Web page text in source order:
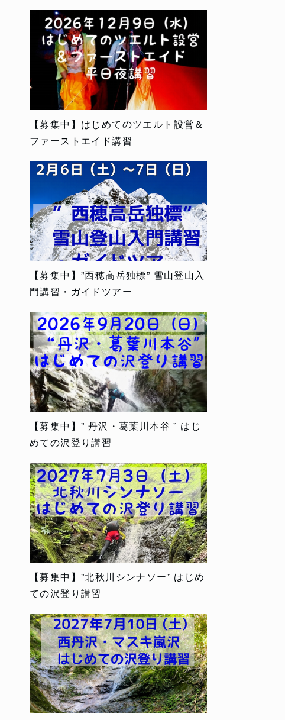
【募集中】はじめてのツエルト設営＆
ファーストエイド講習
【募集中】”西穂高岳独標” 雪山登山入
門講習・ガイドツアー
【募集中】” 丹沢・葛葉川本谷 ” はじ
めての沢登り講習
【募集中】”北秋川シンナソー” はじめ
ての沢登り講習